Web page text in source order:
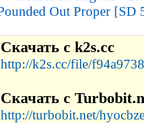
Скачать с k2s.cc
http://k2s.cc/file/
Скачать с
http://turbobit.net/